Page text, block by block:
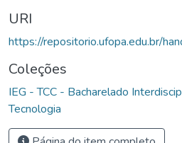
URI
https://repositorio.ufopa.edu.br/
Coleções
IEG - TCC - Bacharelado
Tecnologia